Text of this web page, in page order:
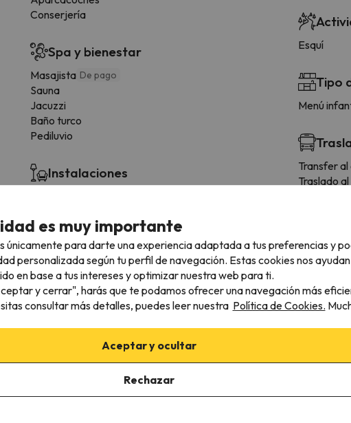
Conserjería
Spa y bienestar
Masajista De pago
Sauna
Jacuzzi
Baño turco
Pediluvio
Instalaciones
Fitness center
Terraza solarium
Discoteca De pago
Esquí
Tipo
Menú
Transfer
Traslado
es muy importante
únicamente para darte una experiencia adaptada a tus preferencias y
personalizada según tu perfil de navegación. Estas cookies nos
en base a tus intereses y optimizar nuestra web para ti.
y cerrar", harás que te podamos ofrecer una navegación más
consultar más detalles, puedes leer nuestra Política de Cookies.
Aceptar y ocultar
Rechazar